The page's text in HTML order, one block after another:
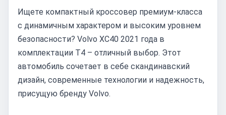
Ищете компактный кроссовер премиум-класса
с динамичным характером и высоким уровнем
безопасности? Volvo XC40 2021 года в
комплектации T4 – отличный выбор. Этот
автомобиль сочетает в себе скандинавский
дизайн, современные технологии и надежность,
присущую бренду Volvo.